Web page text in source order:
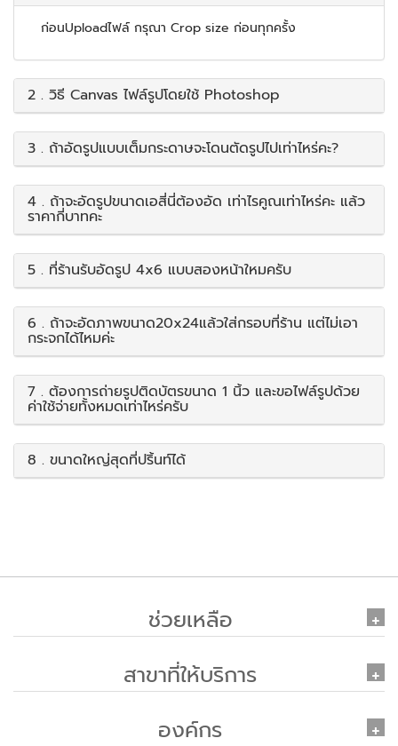
ก่อนUploadไฟล์ กรุณา Crop size ก่อนทุกครั้ง
2 . วิธี Canvas ไฟล์รูปโดยใช้ Photoshop
3 . ถ้าอัดรูปแบบเต็มกระดาษจะโดนตัดรูปไปเท่าไหร่คะ?
4 . ถ้าจะอัดรูปขนาดเอสี่นี่ต้องอัด เท่าไรคูณเท่าไหร่คะ แล้ว
ราคากี่บาทคะ
5 . ที่ร้านรับอัดรูป 4x6 แบบสองหน้าใหมครับ
6 . ถ้าจะอัดภาพขนาด20x24แล้วใส่กรอบที่ร้าน แต่ไม่เอา
กระจกได้ไหมค่ะ
7 . ต้องการถ่ายรูปติดบัตรขนาด 1 นิ้ว และขอไฟล์รูปด้วย
ค่าใช้จ่ายทั้งหมดเท่าไหร่ครับ
8 . ขนาดใหญ่สุดที่ปริ้นท์ได้
ช่วยเหลือ
สาขาที่ให้บริการ
องค์กร